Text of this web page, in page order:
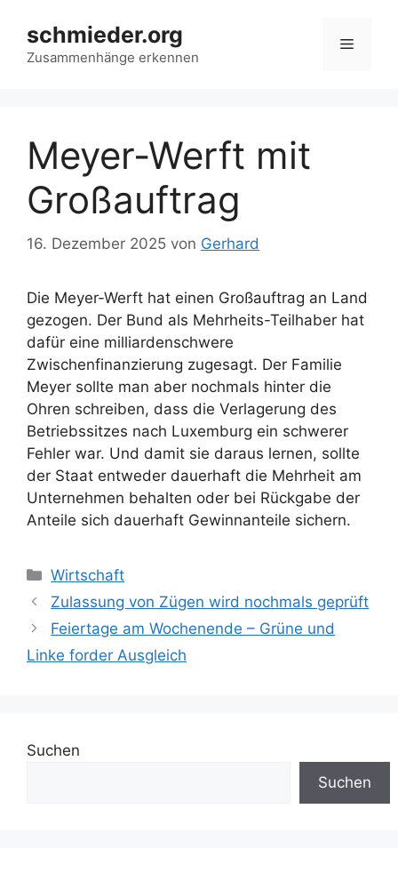
Inhalt
springen
schmieder.org
Zusammenhänge erkennen
Menü
Meyer-Werft mit
Großauftrag
16. Dezember 2025 von Gerhard
Die Meyer-Werft hat einen Großauftrag an Land
gezogen. Der Bund als Mehrheits-Teilhaber hat
dafür eine milliardenschwere
Zwischenfinanzierung zugesagt. Der Familie
Meyer sollte man aber nochmals hinter die
Ohren schreiben, dass die Verlagerung des
Betriebssitzes nach Luxemburg ein schwerer
Fehler war. Und damit sie daraus lernen, sollte
der Staat entweder dauerhaft die Mehrheit am
Unternehmen behalten oder bei Rückgabe der
Anteile sich dauerhaft Gewinnanteile sichern.
Kategorien
Wirtschaft
Zulassung von Zügen wird nochmals geprüft
Feiertage am Wochenende – Grüne und
Linke forder Ausgleich
Suchen
Suchen